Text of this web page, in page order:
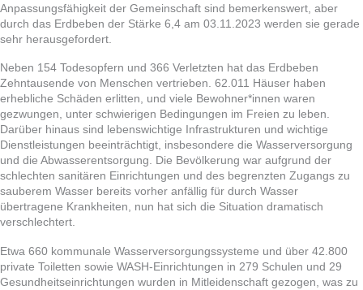
Anpassungsfähigkeit der Gemeinschaft sind bemerkenswert, aber
durch das Erdbeben der Stärke 6,4 am 03.11.2023 werden sie gerade
sehr herausgefordert.
Neben 154 Todesopfern und 366 Verletzten hat das Erdbeben
Zehntausende von Menschen vertrieben. 62.011 Häuser haben
erhebliche Schäden erlitten, und viele Bewohner*innen waren
gezwungen, unter schwierigen Bedingungen im Freien zu leben.
Darüber hinaus sind lebenswichtige Infrastrukturen und wichtige
Dienstleistungen beeinträchtigt, insbesondere die Wasserversorgung
und die Abwasserentsorgung. Die Bevölkerung war aufgrund der
schlechten sanitären Einrichtungen und des begrenzten Zugangs zu
sauberem Wasser bereits vorher anfällig für durch Wasser
übertragene Krankheiten, nun hat sich die Situation dramatisch
verschlechtert.
Etwa 660 kommunale Wasserversorgungssysteme und über 42.800
private Toiletten sowie WASH-Einrichtungen in 279 Schulen und 29
Gesundheitseinrichtungen wurden in Mitleidenschaft gezogen, was zu